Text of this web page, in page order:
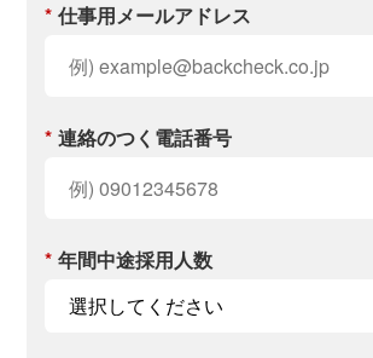
* 仕事用メールアドレス
* 連絡のつく電話番号
* 年間中途採用人数